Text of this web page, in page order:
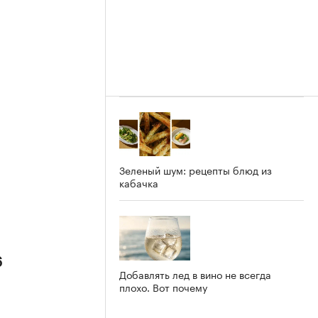
Зеленый шум: рецепты блюд из
кабачка
Добавлять лед в вино не всегда
плохо. Вот почему